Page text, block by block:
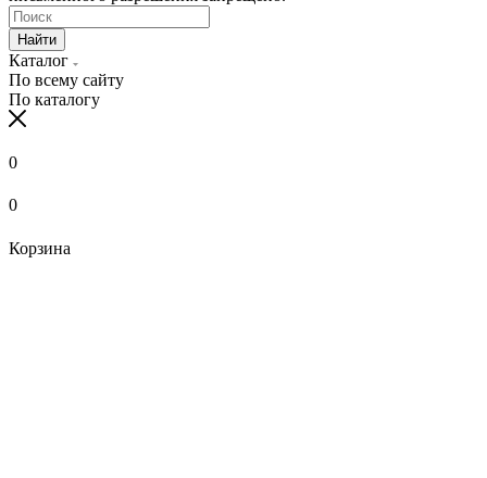
Найти
Каталог
По всему сайту
По каталогу
0
0
Корзина